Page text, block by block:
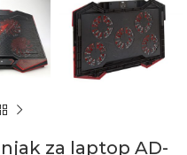
za laptop AD-